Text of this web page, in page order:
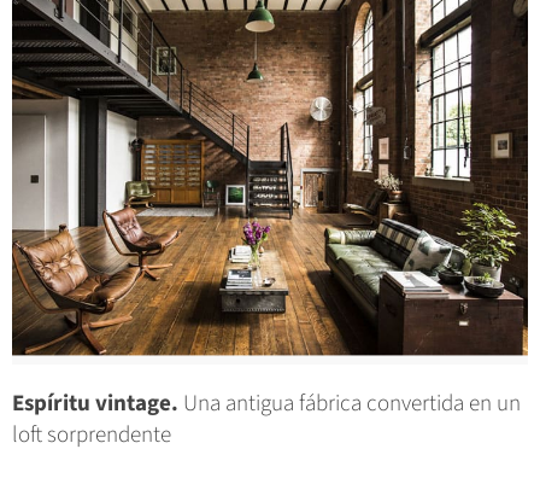
Espíritu vintage. Una antigua fábrica convertida en un
loft sorprendente